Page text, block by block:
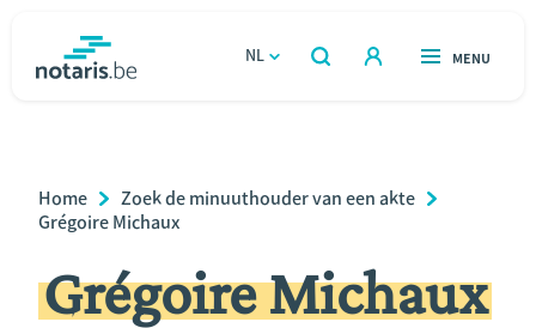
gaan
NL
OPEN
ZOEKEN
OPEN
MENU
Relatie & samenleven
Erven & schenken
Breadcrumb
Home
Zoek de minuuthouder van een akte
Grégoire Michaux
Grégoire Michaux